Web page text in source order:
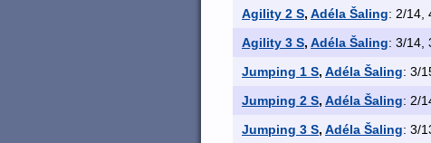
Agility 2 S, Adéla Šaling: 2/14,
Agility 3 S, Adéla Šaling: 3/14,
Jumping 1 S, Adéla Šaling: 3/
Jumping 2 S, Adéla Šaling: 2/
Jumping 3 S, Adéla Šaling: 3/